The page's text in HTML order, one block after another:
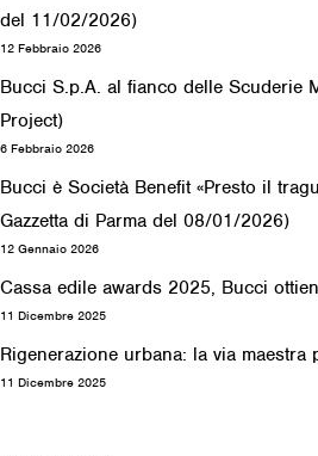
del 11/02/2026)
12 Febbraio 2026
Bucci S.p.A. al fianco delle Scuderie
Project)
6 Febbraio 2026
Bucci è Società Benefit «Presto il
Gazzetta di Parma del 08/01/2026)
12 Gennaio 2026
Cassa edile awards 2025, Bucci
11 Dicembre 2025
Rigenerazione urbana: la via maestra
11 Dicembre 2025